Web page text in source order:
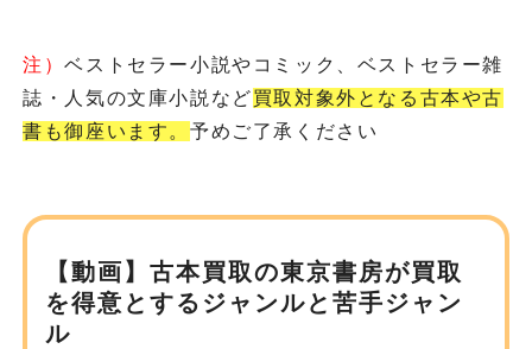
注）ベストセラー小説やコミック、ベストセラー雑
誌・人気の文庫小説など買取対象外となる古本や古
書も御座います。 予めご了承ください
【動画】古本買取の東京書房が買取
を得意とするジャンルと苦手ジャン
ル